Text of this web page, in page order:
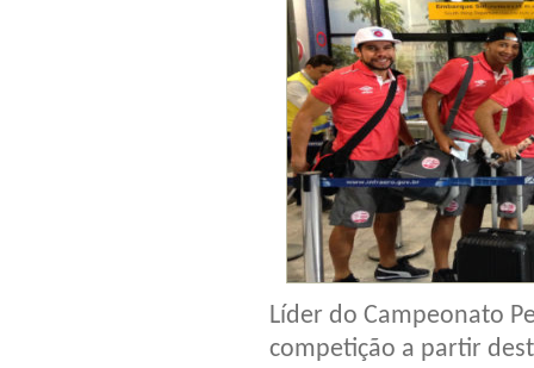
Líder do Campeonato
competição a partir